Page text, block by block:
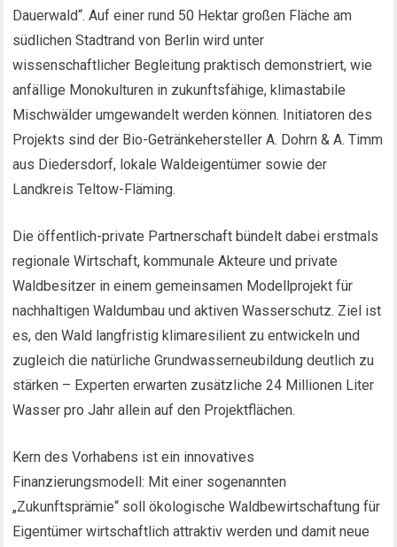
Dauerwald“. Auf einer rund 50 Hektar großen Fläche am
südlichen Stadtrand von Berlin wird unter
wissenschaftlicher Begleitung praktisch demonstriert, wie
anfällige Monokulturen in zukunftsfähige, klimastabile
Mischwälder umgewandelt werden können. Initiatoren des
Projekts sind der Bio-Getränkehersteller A. Dohrn & A. Timm
aus Diedersdorf, lokale Waldeigentümer sowie der
Landkreis Teltow-Fläming.
Die öffentlich-private Partnerschaft bündelt dabei erstmals
regionale Wirtschaft, kommunale Akteure und private
Waldbesitzer in einem gemeinsamen Modellprojekt für
nachhaltigen Waldumbau und aktiven Wasserschutz. Ziel ist
es, den Wald langfristig klimaresilient zu entwickeln und
zugleich die natürliche Grundwasserneubildung deutlich zu
stärken – Experten erwarten zusätzliche 24 Millionen Liter
Wasser pro Jahr allein auf den Projektflächen.
Kern des Vorhabens ist ein innovatives
Finanzierungsmodell: Mit einer sogenannten
„Zukunftsprämie“ soll ökologische Waldbewirtschaftung für
Eigentümer wirtschaftlich attraktiv werden und damit neue